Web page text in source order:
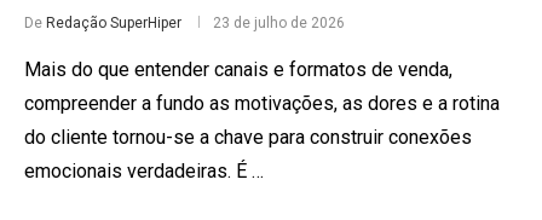
De Redação SuperHiper 23 de julho de 2026
Mais do que entender canais e formatos de venda,
compreender a fundo as motivações, as dores e a rotina
do cliente tornou-se a chave para construir conexões
emocionais verdadeiras. É …